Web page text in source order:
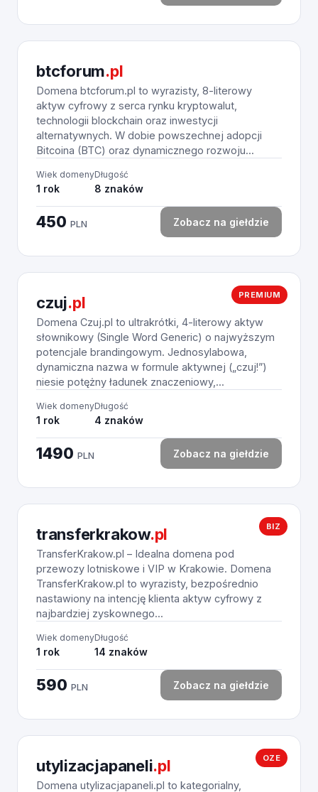
btcforum.pl
Domena btcforum.pl to wyrazisty, 8-literowy
aktyw cyfrowy z serca rynku kryptowalut,
technologii blockchain oraz inwestycji
alternatywnych. W dobie powszechnej adopcji
Bitcoina (BTC) oraz dynamicznego rozwoju...
Wiek domeny
1 rok
Długość
8 znaków
450 PLN Zobacz na giełdzie
PREMIUM
czuj.pl
Domena Czuj.pl to ultrakrótki, 4-literowy aktyw
słownikowy (Single Word Generic) o najwyższym
potencjale brandingowym. Jednosylabowa,
dynamiczna nazwa w formule aktywnej („czuj!”)
niesie potężny ładunek znaczeniowy,...
Wiek domeny
1 rok
Długość
4 znaków
1490 PLN Zobacz na giełdzie
BIZ
transferkrakow.pl
TransferKrakow.pl – Idealna domena pod
przewozy lotniskowe i VIP w Krakowie. Domena
TransferKrakow.pl to wyrazisty, bezpośrednio
nastawiony na intencję klienta aktyw cyfrowy z
najbardziej zyskownego...
Wiek domeny
1 rok
Długość
14 znaków
590 PLN Zobacz na giełdzie
OZE
utylizacjapaneli.pl
Domena utylizacjapaneli.pl to kategorialny,